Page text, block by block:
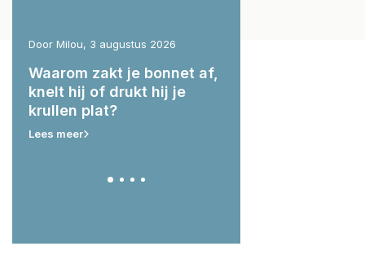
Door Milou, 3 augustus 2026
Waarom zakt je bonnet af,
knelt hij of drukt hij je
krullen plat?
Lees meer